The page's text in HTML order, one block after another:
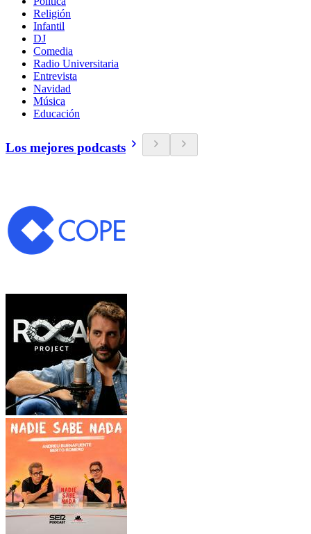
Religión
Infantil
DJ
Comedia
Radio Universitaria
Entrevista
Navidad
Música
Educación
Los mejores podcasts